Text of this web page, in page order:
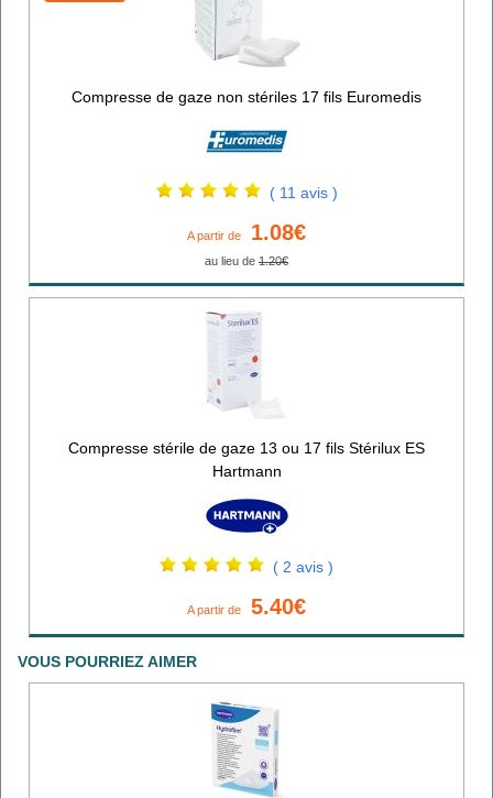
Compresse de gaze non stériles 17 fils Euromedis
( 11 avis )
A partir de 1.08€
au lieu de 1.20€
Compresse stérile de gaze 13 ou 17 fils Stérilux ES
Hartmann
( 2 avis )
A partir de 5.40€
VOUS POURRIEZ AIMER